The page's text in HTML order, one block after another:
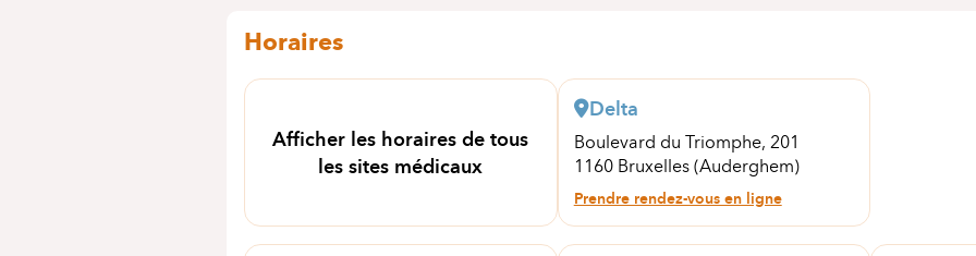
Horaires
Afficher les horaires de tous
les sites médicaux
Delta
Boulevard du Triomphe, 201
1160 Bruxelles (Auderghem)
Prendre rendez-vous en ligne